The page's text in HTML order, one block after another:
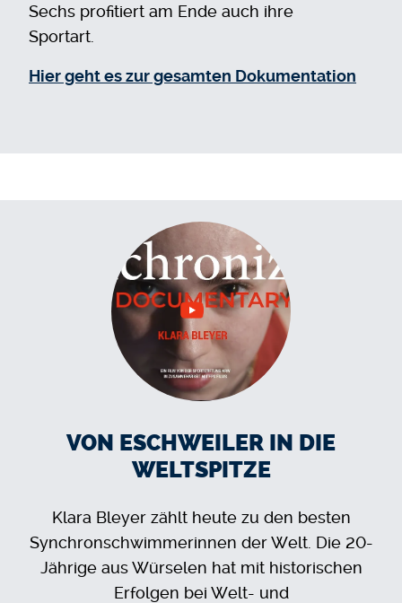
Sechs profitiert am Ende auch ihre
Sportart.
Hier geht es zur gesamten Dokumentation
VON ESCHWEILER IN DIE
WELTSPITZE
Klara Bleyer zählt heute zu den besten
Synchronschwimmerinnen der Welt. Die 20-
Jährige aus Würselen hat mit historischen
Erfolgen bei Welt- und